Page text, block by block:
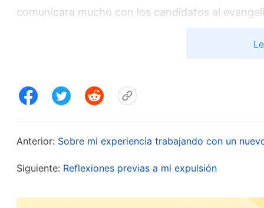
comunicara mucho con los candidatos al
capturas para demostrar que les había estado
aprendiera de él. Decía que era muy hábil
Me dio mucha vergüenza. Me pareció que me
qué me enviaba esa grabación? ¿Podía ser que
lo hace bien, está diciendo que yo lo hago mal”.
en el deber y no estoy familiarizada con los
estilo, yo tengo el mío. Si prefieres los estilos de
Anterior: Sobre mi experiencia trabajando con un
Siguiente: Reflexiones previas a mi expulsión